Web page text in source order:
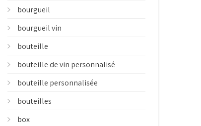
bourgueil
bourgueil vin
bouteille
bouteille de vin personnalisé
bouteille personnalisée
bouteilles
box